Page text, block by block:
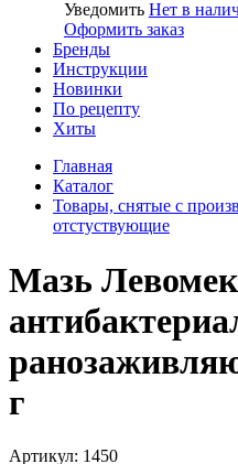
Уведомить Нет в
Оформить заказ
Бренды
Инструкции
Новинки
По рецепту
Хиты
Главная
Каталог
Товары, снятые с
отстуствующие
Мазь
г
Артикул: 1450